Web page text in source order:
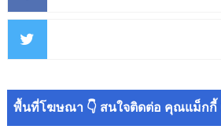
พื้นที่โฆษณา 👇 สนใจติดต่อ คุณแม็กกี้